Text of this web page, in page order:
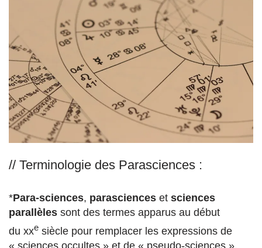
// Terminologie des Parasciences :
*Para-sciences, parasciences et sciences
parallèles sont des termes apparus au début
du xxe siècle pour remplacer les expressions de